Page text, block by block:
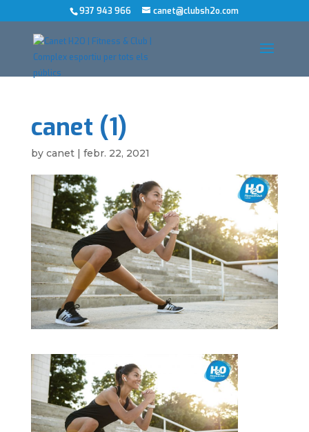
937 943 966 canet@clubsh2o.com
canet (1)
by canet| febr. 22, 2021